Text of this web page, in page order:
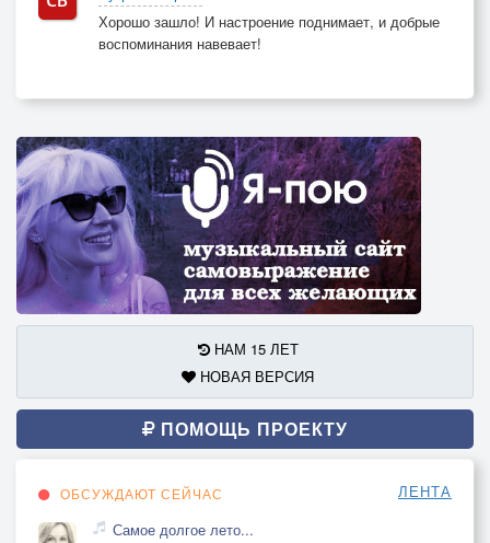
Хорошо зашло! И настроение поднимает, и добрые
воспоминания навевает!
НАМ 15 ЛЕТ
НОВАЯ ВЕРСИЯ
ПОМОЩЬ ПРОЕКТУ
ОБСУЖДАЮТ СЕЙЧАС ЛЕНТА
Самое долгое лето...